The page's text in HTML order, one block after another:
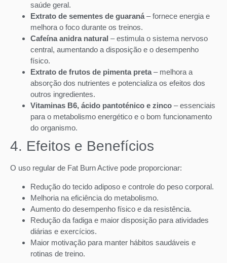
saúde geral.
Extrato de sementes de guaraná – fornece energia e
melhora o foco durante os treinos.
Cafeína anidra natural – estimula o sistema nervoso
central, aumentando a disposição e o desempenho
físico.
Extrato de frutos de pimenta preta– melhora a
absorção dos nutrientes e potencializa os efeitos dos
outros ingredientes.
Vitaminas B6, ácido pantoténico e zinco – essenciais
para o metabolismo energético e o bom funcionamento
do organismo.
4. Efeitos e Benefícios
O uso regular de Fat Burn Active pode proporcionar:
Redução do tecido adiposo e controle do peso corporal.
Melhoria na eficiência do metabolismo.
Aumento do desempenho físico e da resistência.
Redução da fadiga e maior disposição para atividades
diárias e exercícios.
Maior motivação para manter hábitos saudáveis e
rotinas de treino.